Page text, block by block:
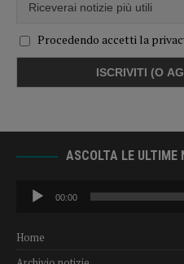
Procedendo accetti la
ASCOLTA LE ULTIME
Audio
Player
00:00
Home